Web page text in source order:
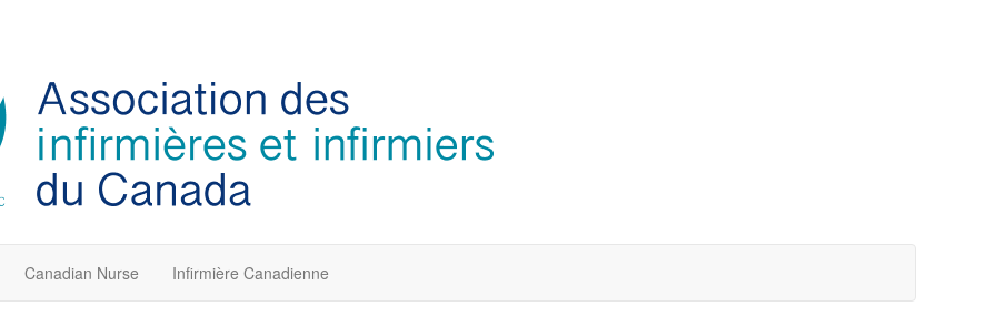
Canadian Nurse Infirmière Canadienne